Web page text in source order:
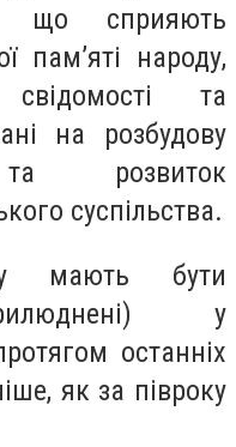
що сприяють
пам’яті народу,
та
на розбудову
та розвиток
суспільства.
мають бути
у
останніх
як за півроку